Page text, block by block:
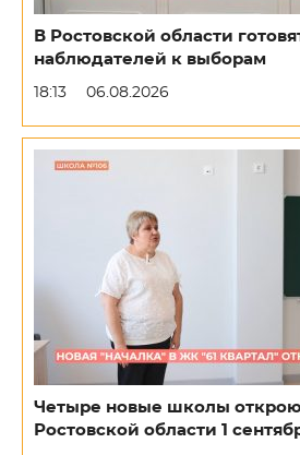
В Ростовской области
наблюдателей к выборам
18:13 06.08.2026
Четыре новые школы
Ростовской области 1